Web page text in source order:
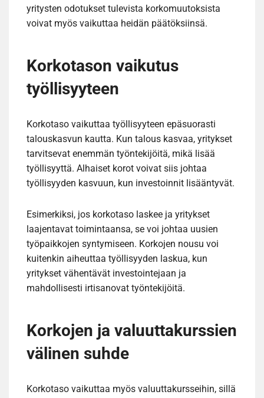
yritysten odotukset tulevista korkomuutoksista
voivat myös vaikuttaa heidän päätöksiinsä.
Korkotason vaikutus
työllisyyteen
Korkotaso vaikuttaa työllisyyteen epäsuorasti
talouskasvun kautta. Kun talous kasvaa, yritykset
tarvitsevat enemmän työntekijöitä, mikä lisää
työllisyyttä. Alhaiset korot voivat siis johtaa
työllisyyden kasvuun, kun investoinnit lisääntyvät.
Esimerkiksi, jos korkotaso laskee ja yritykset
laajentavat toimintaansa, se voi johtaa uusien
työpaikkojen syntymiseen. Korkojen nousu voi
kuitenkin aiheuttaa työllisyyden laskua, kun
yritykset vähentävät investointejaan ja
mahdollisesti irtisanovat työntekijöitä.
Korkojen ja valuuttakurssien
välinen suhde
Korkotaso vaikuttaa myös valuuttakursseihin, sillä